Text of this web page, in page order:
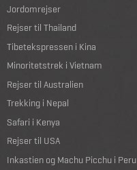
Jordomrejser
Rejser til Thailand
Tibetekspressen i Kina
Minoritetstrek i Vietnam
Rejser til Australien
Trekking i Nepal
Safari i Kenya
Rejser til USA
Inkastien og Machu Picchu i Peru